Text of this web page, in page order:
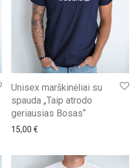
Unisex marškinėliai su
spauda „Taip atrodo
geriausias Bosas“
15,00 €